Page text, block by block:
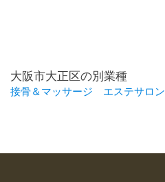
大阪市大正区の別業種
接骨＆マッサージ エステサロン